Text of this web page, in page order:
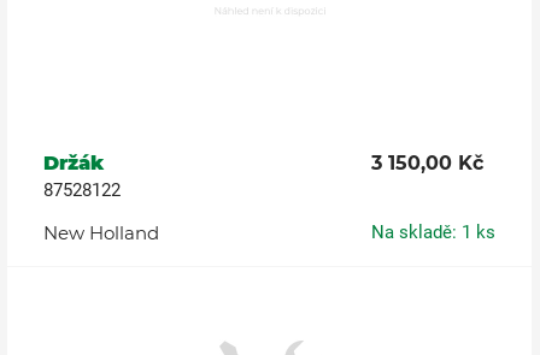
Držák 3 150,00 Kč
87528122
New Holland Na skladě: 1 ks